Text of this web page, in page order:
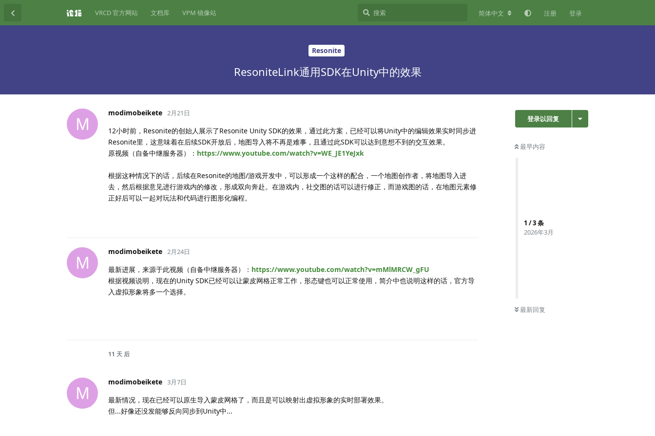
VRCD 官方网站 文档库 VPM 镜像站 简体中文 注册 登录
Resonite
ResoniteLink通用SDK在Unity中的效果
登录以回复
最早内容
1 /3条
2026年3月
最新回复
M
modimobeikete 2月21日
12小时前，Resonite的创始人展示了Resonite Unity SDK的效果，通过此方案，已经可以将Unity中的编辑效果实时同步进
Resonite里，这意味着在后续SDK开放后，地图导入将不再是难事，且通过此SDK可以达到意想不到的交互效果。
原视频（自备中继服务器）： https://www.youtube.com/watch?v=WE_JE1YeJxk
根据这种情况下的话，后续在Resonite的地图/游戏开发中，可以形成一个这样的配合，一个地图创作者，将地图导入进
去，然后根据意见进行游戏内的修改，形成双向奔赴。在游戏内，社交图的话可以进行修正，而游戏图的话，在地图元素修
正好后可以一起对玩法和代码进行图形化编程。
M
modimobeikete 2月24日
最新进展，来源于此视频（自备中继服务器）： https://www.youtube.com/watch?v=mMlMRCW_gFU
根据视频说明，现在的Unity SDK已经可以让蒙皮网格正常工作，形态键也可以正常使用，简介中也说明这样的话，官方导
入虚拟形象将多一个选择。
11 天 后
M
modimobeikete 3月7日
最新情况，现在已经可以原生导入蒙皮网格了，而且是可以映射出虚拟形象的实时部署效果。
但...好像还没发能够反向同步到Unity中...